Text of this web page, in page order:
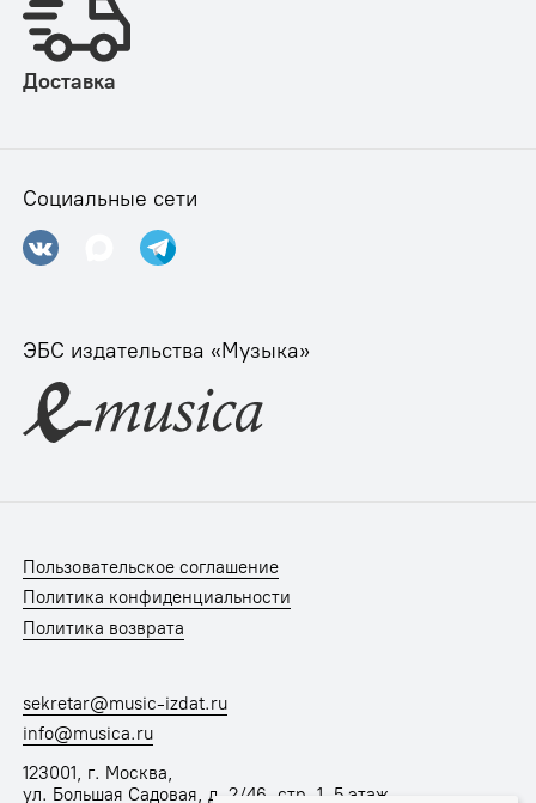
Доставка
Социальные сети
ЭБС издательства «Музыка»
Пользовательское соглашение
Политика конфиденциальности
Политика возврата
sekretar@music-izdat.ru
info@musica.ru
123001, г. Москва,
ул. Большая Садовая, д. 2/46, стр. 1, 5 этаж